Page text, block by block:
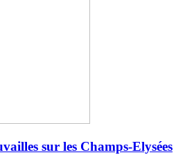
sur les Champs-Elysées